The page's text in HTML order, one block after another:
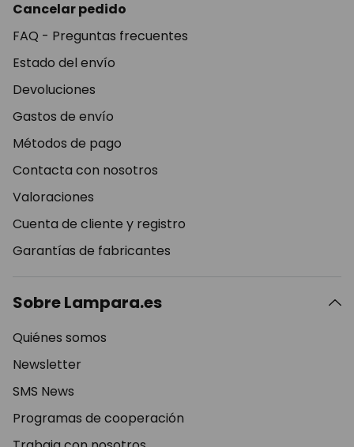
Cancelar pedido
FAQ - Preguntas frecuentes
Estado del envío
Devoluciones
Gastos de envío
Métodos de pago
Contacta con nosotros
Valoraciones
Cuenta de cliente y registro
Garantías de fabricantes
Sobre Lampara.es
Quiénes somos
Newsletter
SMS News
Programas de cooperación